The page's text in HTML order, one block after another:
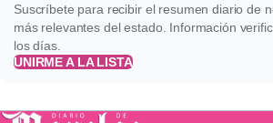
Suscríbete para recibir el resumen diario de
más relevantes del estado. Información
los días.
UNIRME A LA LISTA